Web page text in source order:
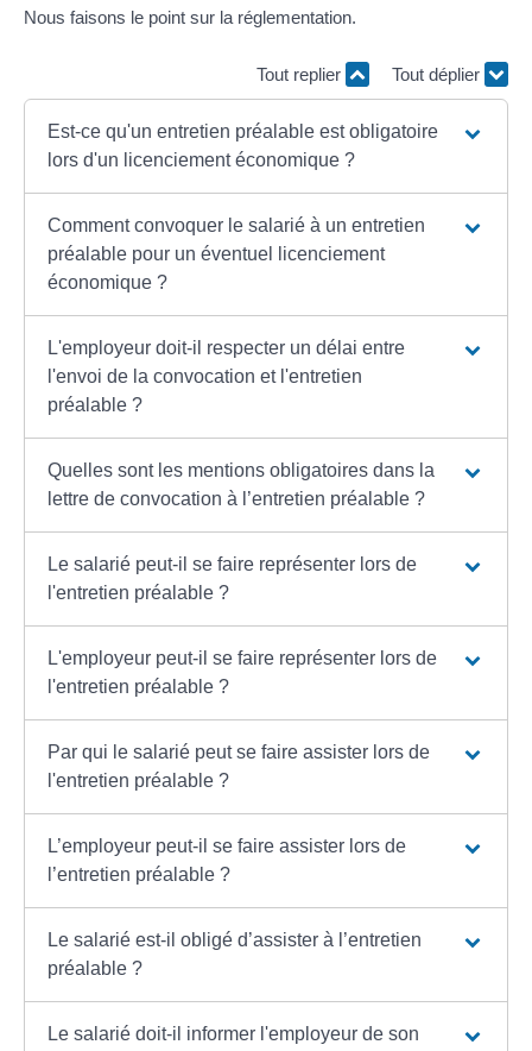
Nous faisons le point sur la réglementation.
Tout replier Tout déplier
Est-ce qu'un entretien préalable est obligatoire
lors d'un licenciement économique ?
Comment convoquer le salarié à un entretien
préalable pour un éventuel licenciement
économique ?
L'employeur doit-il respecter un délai entre
l'envoi de la convocation et l'entretien
préalable ?
Quelles sont les mentions obligatoires dans la
lettre de convocation à l’entretien préalable ?
Le salarié peut-il se faire représenter lors de
l'entretien préalable ?
L'employeur peut-il se faire représenter lors de
l'entretien préalable ?
Par qui le salarié peut se faire assister lors de
l'entretien préalable ?
L’employeur peut-il se faire assister lors de
l’entretien préalable ?
Le salarié est-il obligé d’assister à l’entretien
préalable ?
Le salarié doit-il informer l'employeur de son